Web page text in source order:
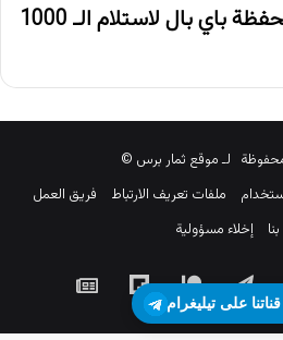
طريقة انشاء وتفعيل محفظة باي بال لاستلام الـ 1000
لـ موقع ثمار برس ©
ملفات تعريف الارتباط
فريق العمل
إخلاء مسؤولية
تيلقرام‫Patreon
Flipboard
على تيليغرام